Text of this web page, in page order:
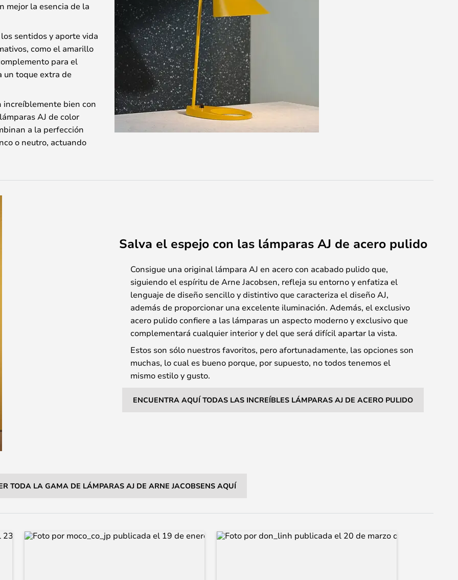
mejor la esencia de la
sentidos y aporte vida
como el amarillo
para el
un toque extra de
increíblemente bien con
AJ de color
a la perfección
o neutro, actuando
Salva el espejo con las lámparas AJ de acero pulido
Consigue una original lámpara AJ en acero con acabado pulido que,
siguiendo el espíritu de Arne Jacobsen, refleja su entorno y enfatiza el
lenguaje de diseño sencillo y distintivo que caracteriza el diseño AJ,
además de proporcionar una excelente iluminación. Además, el exclusivo
acero pulido confiere a las lámparas un aspecto moderno y exclusivo que
complementará cualquier interior y del que será difícil apartar la vista.
Estos son sólo nuestros favoritos, pero afortunadamente, las opciones son
muchas, lo cual es bueno porque, por supuesto, no todos tenemos el
mismo estilo y gusto.
ENCUENTRA AQUÍ TODAS LAS INCREÍBLES LÁMPARAS AJ DE ACERO PULIDO
TODA LA GAMA DE LÁMPARAS AJ DE ARNE JACOBSENS AQUÍ